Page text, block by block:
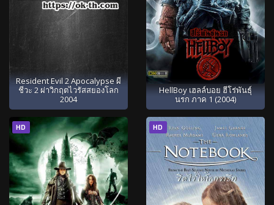
Resident Evil 2 Apocalypse ผี
ชีวะ 2 ผ่าวิกฤตไวรัสสยองโลก
2004
HellBoy เฮลล์บอย ฮีโร่พันธุ์
นรก ภาค 1 (2004)
HD HD